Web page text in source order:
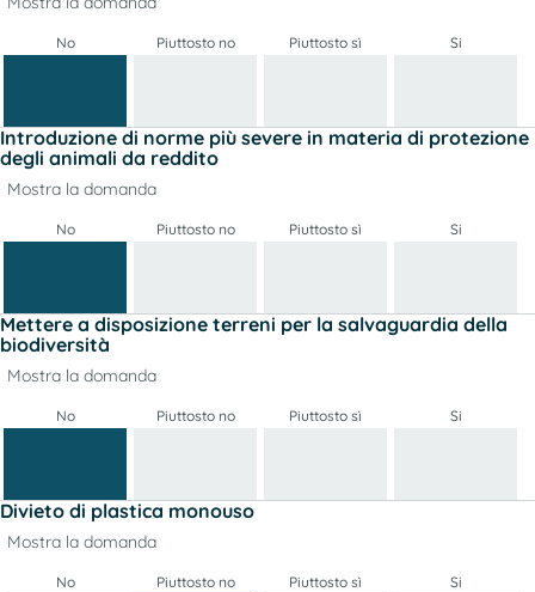
No Piuttosto no Piuttosto sì Si
Introduzione di norme più severe in materia di protezione
degli animali da reddito
Mostra la domanda
No Piuttosto no Piuttosto sì Si
Mettere a disposizione terreni per la salvaguardia della
biodiversità
Mostra la domanda
No Piuttosto no Piuttosto sì Si
Divieto di plastica monouso
Mostra la domanda
No Piuttosto no Piuttosto sì Si